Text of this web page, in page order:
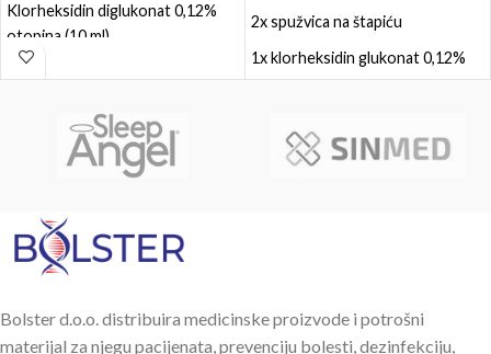
Klorheksidin diglukonat 0,12%
otopina (10 ml)
Hidratantni gel za usta (3 ml)
2x spužvica na štapiću
1x klorheksidin glukonat 0,12%
(CHG) 3ml
Bolster d.o.o. distribuira medicinske proizvode i potrošni
materijal za njegu pacijenata, prevenciju bolesti, dezinfekciju,